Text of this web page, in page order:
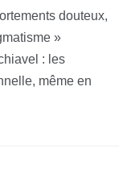
douteux,
»
: les
même en